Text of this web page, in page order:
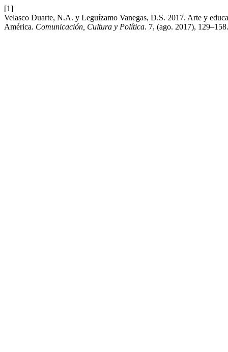
[1]
Velasco Duarte, N.A. y Leguízamo Vanegas, D.S. 2017. Arte y
América. Comunicación, Cultura y Política. 7, (ago. 2017), 129–158.